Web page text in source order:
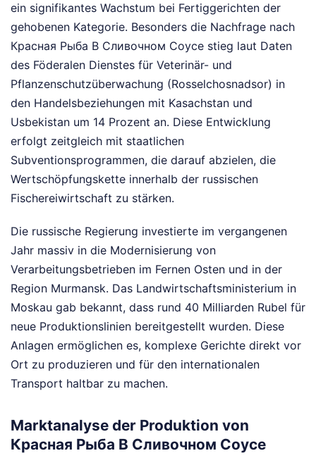
ein signifikantes Wachstum bei Fertiggerichten der
gehobenen Kategorie. Besonders die Nachfrage nach
Красная Рыба В Сливочном Соусе stieg laut Daten
des Föderalen Dienstes für Veterinär- und
Pflanzenschutzüberwachung (Rosselchosnadsor) in
den Handelsbeziehungen mit Kasachstan und
Usbekistan um 14 Prozent an. Diese Entwicklung
erfolgt zeitgleich mit staatlichen
Subventionsprogrammen, die darauf abzielen, die
Wertschöpfungskette innerhalb der russischen
Fischereiwirtschaft zu stärken.
Die russische Regierung investierte im vergangenen
Jahr massiv in die Modernisierung von
Verarbeitungsbetrieben im Fernen Osten und in der
Region Murmansk. Das Landwirtschaftsministerium in
Moskau gab bekannt, dass rund 40 Milliarden Rubel für
neue Produktionslinien bereitgestellt wurden. Diese
Anlagen ermöglichen es, komplexe Gerichte direkt vor
Ort zu produzieren und für den internationalen
Transport haltbar zu machen.
Marktanalyse der Produktion von
Красная Рыба В Сливочном Соусе